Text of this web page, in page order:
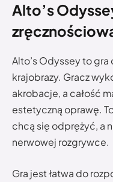
Alto’s
Alto’s Odyssey to gra
krajobrazy. Gracz
akrobacje, a całość
estetyczną oprawę.
chcą się odprężyć, a
nerwowej rozgrywce.
Gra jest łatwa do